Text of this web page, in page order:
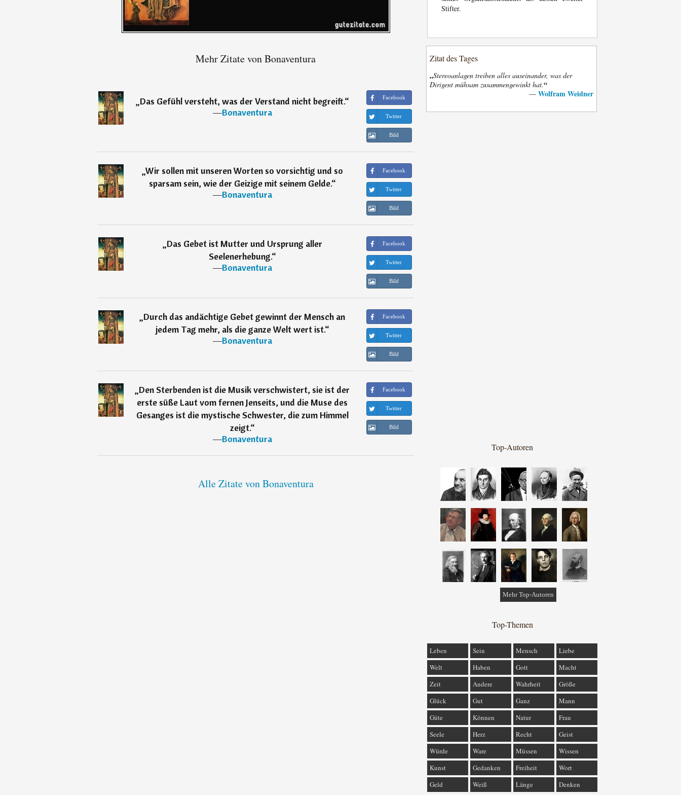
Mehr Zitate von Bonaventura
„Das Gefühl versteht, was der Verstand nicht begreift.“
―Bonaventura
Facebook
Twitter
Bild
„Wir sollen mit unseren Worten so vorsichtig und so
sparsam sein, wie der Geizige mit seinem Gelde.“
―Bonaventura
Facebook
Twitter
Bild
„Das Gebet ist Mutter und Ursprung aller
Seelenerhebung.“
―Bonaventura
Facebook
Twitter
Bild
„Durch das andächtige Gebet gewinnt der Mensch an
jedem Tag mehr, als die ganze Welt wert ist.“
―Bonaventura
Facebook
Twitter
Bild
„Den Sterbenden ist die Musik verschwistert, sie ist der
erste süße Laut vom fernen Jenseits, und die Muse des
Gesanges ist die mystische Schwester, die zum Himmel
zeigt.“
―Bonaventura
Facebook
Twitter
Bild
Alle Zitate von Bonaventura
Stifter.
Zitat des Tages
„Stereoanlagen treiben alles auseinander, was der
Dirigent mühsam zusammengewinkt hat.“
— Wolfram Weidner
Top-Autoren
Mehr Top-Autoren
Top-Themen
Leben Sein Mensch
Liebe
Welt
Haben Gott
Macht
Zeit
Andere Wahrheit
Größe
Glück
Gut Ganz
Mann
Güte
Können Natur
Frau
Seele
Herz Recht
Geist
Würde
Ware Müssen
Wissen
Kunst
Gedanken Freiheit
Wort
Geld
Weiß Länge Denken